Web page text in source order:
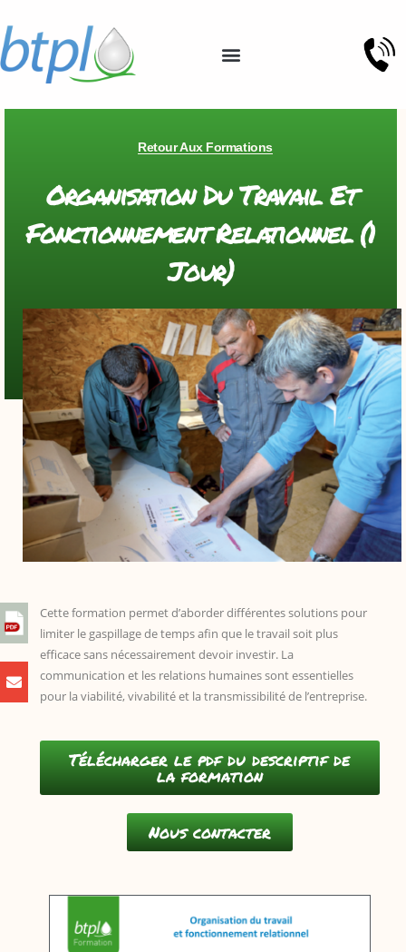
Retour Aux Formations
Organisation Du Travail Et
Fonctionnement Relationnel (1
Jour)
Cette formation permet d’aborder différentes solutions pour
limiter le gaspillage de temps afin que le travail soit plus
efficace sans nécessairement devoir investir. La
communication et les relations humaines sont essentielles
pour la viabilité, vivabilité et la transmissibilité de l’entreprise.
Télécharger le pdf du descriptif de
la formation
Nous contacter